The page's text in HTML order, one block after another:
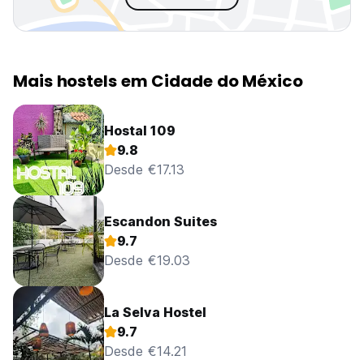
Mais hostels em Cidade do México
Hostal 109
9.8
Desde €17.13
Escandon Suites
9.7
Desde €19.03
La Selva Hostel
9.7
Desde €14.21